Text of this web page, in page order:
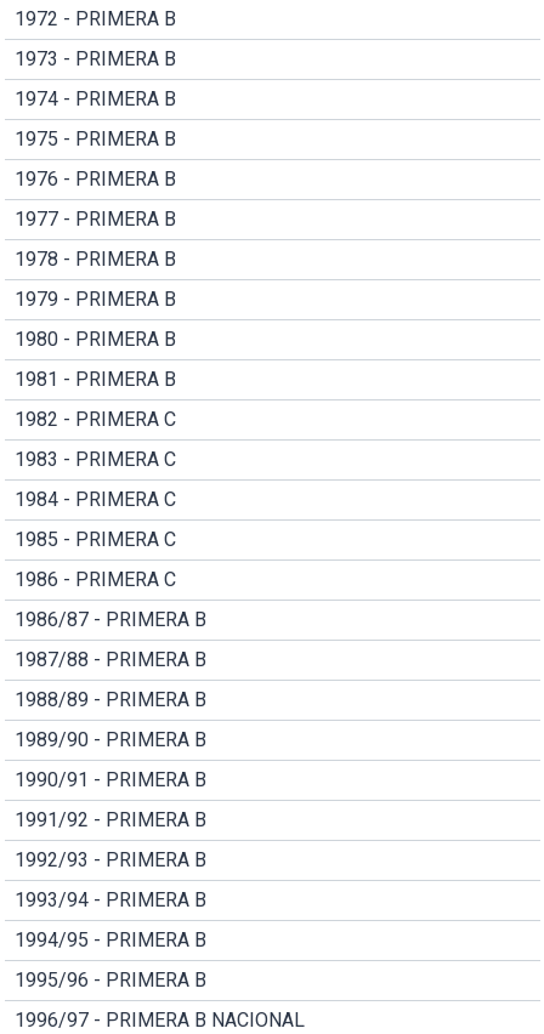
1972 - PRIMERA B
1973 - PRIMERA B
1974 - PRIMERA B
1975 - PRIMERA B
1976 - PRIMERA B
1977 - PRIMERA B
1978 - PRIMERA B
1979 - PRIMERA B
1980 - PRIMERA B
1981 - PRIMERA B
1982 - PRIMERA C
1983 - PRIMERA C
1984 - PRIMERA C
1985 - PRIMERA C
1986 - PRIMERA C
1986/87 - PRIMERA B
1987/88 - PRIMERA B
1988/89 - PRIMERA B
1989/90 - PRIMERA B
1990/91 - PRIMERA B
1991/92 - PRIMERA B
1992/93 - PRIMERA B
1993/94 - PRIMERA B
1994/95 - PRIMERA B
1995/96 - PRIMERA B
1996/97 - PRIMERA B NACIONAL